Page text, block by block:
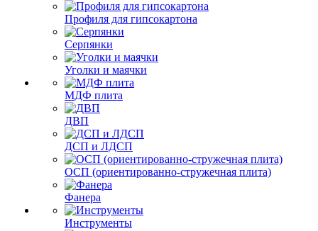
Профиля для гипсокартона
Серпянки
Уголки и маячки
МДФ плита
ДВП
ДСП и ЛДСП
ОСП (ориентированно-стружечная плита)
Фанера
Инструменты